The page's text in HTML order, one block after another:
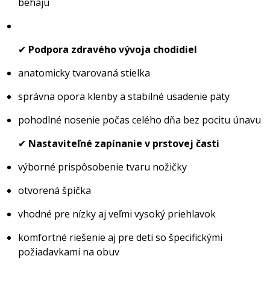
✔ Podpora zdravého vývoja chodidiel
anatomicky tvarovaná stielka
správna opora klenby a stabilné usadenie päty
pohodlné nosenie počas celého dňa bez pocitu únavu
✔ Nastaviteľné zapínanie v prstovej časti
výborné prispôsobenie tvaru nožičky
otvorená špička
vhodné pre nízky aj veľmi vysoký priehlavok
komfortné riešenie aj pre deti so špecifickými
požiadavkami na obuv